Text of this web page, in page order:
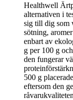
Healthwell
alternativen i
sig till dig som
sötning,
enbart av
g per 100 g
den fungerar
500 g
eftersom den